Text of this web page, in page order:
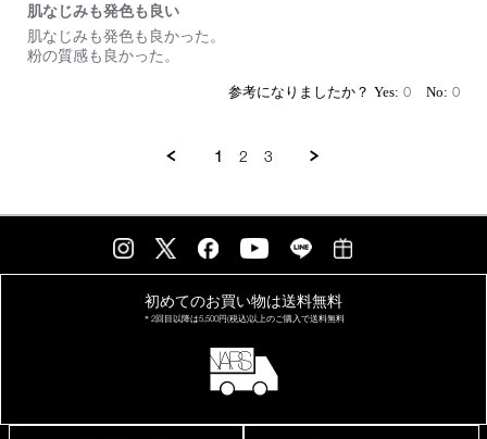
似
合
い
ま
肌なじみも発色も良い
Review
by
review
stating
良
肌なじみも発色も良かった。
粉の質感も良かった。
0 0
1 2 3
初めてのお買い物は送料無料
＊2回目以降は5,500円(税込)以上の ご購入で送料無料